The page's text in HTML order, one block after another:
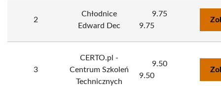
2
Chłodnice
Edward Dec
9.75
9.75
3
CERTO.pl -
Centrum Szkoleń
Technicznych
9.50
9.50